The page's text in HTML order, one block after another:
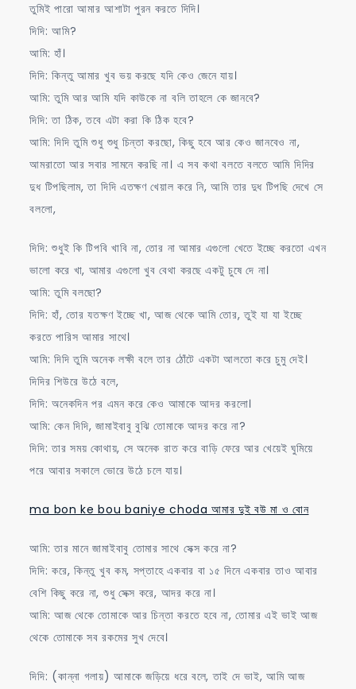
তুমিই পারো আমার আশাটা পুরন করতে দিদি।
দিদি: আমি?
আমি: হাঁ।
দিদি: কিন্তু আমার খুব ভয় করছে যদি কেও জেনে যায়।
আমি: তুমি আর আমি যদি কাউকে না বলি তাহলে কে জানবে?
দিদি: তা ঠিক, তবে এটা করা কি ঠিক হবে?
আমি: দিদি তুমি শুধু শুধু চিন্তা করছো, কিছু হবে আর কেও জানবেও না,
আমরাতো আর সবার সামনে করছি না। এ সব কথা বলতে বলতে আমি দিদির
দুধ টিপছিলাম, তা দিদি এতক্ষণ খেয়াল করে নি, আমি তার দুধ টিপছি দেখে সে
বললো,
দিদি: শুধুই কি টিপবি খাবি না, তোর না আমার এগুলো খেতে ইচ্ছে করতো এখন
ভালো করে খা, আমার এগুলো খুব বেথা করছে একটু চুষে দে না।
আমি: তুমি বলছো?
দিদি: হাঁ, তোর যতক্ষণ ইচ্ছে খা, আজ থেকে আমি তোর, তুই যা যা ইচ্ছে
করতে পারিস আমার সাথে।
আমি: দিদি তুমি অনেক লক্ষী বলে তার ঠোঁটে একটা আলতো করে চুমু দেই।
দিদির শিউরে উঠে বলে,
দিদি: অনেকদিন পর এমন করে কেও আমাকে আদর করলো।
আমি: কেন দিদি, জামাইবাবু বুঝি তোমাকে আদর করে না?
দিদি: তার সময় কোথায়, সে অনেক রাত করে বাড়ি ফেরে আর খেয়েই ঘুমিয়ে
পরে আবার সকালে ভোরে উঠে চলে যায়।
ma bon ke bou baniye choda আমার দুই বউ মা ও বোন
আমি: তার মানে জামাইবাবু তোমার সাথে সেক্স করে না?
দিদি: করে, কিন্তু খুব কম, সপ্তাহে একবার বা ১৫ দিনে একবার তাও আবার
বেশি কিছু করে না, শুধু সেক্স করে, আদর করে না।
আমি: আজ থেকে তোমাকে আর চিন্তা করতে হবে না, তোমার এই ভাই আজ
থেকে তোমাকে সব রকমের সুখ দেবে।
দিদি: (কান্না গলায়) আমাকে জড়িয়ে ধরে বলে, তাই দে ভাই, আমি আজ